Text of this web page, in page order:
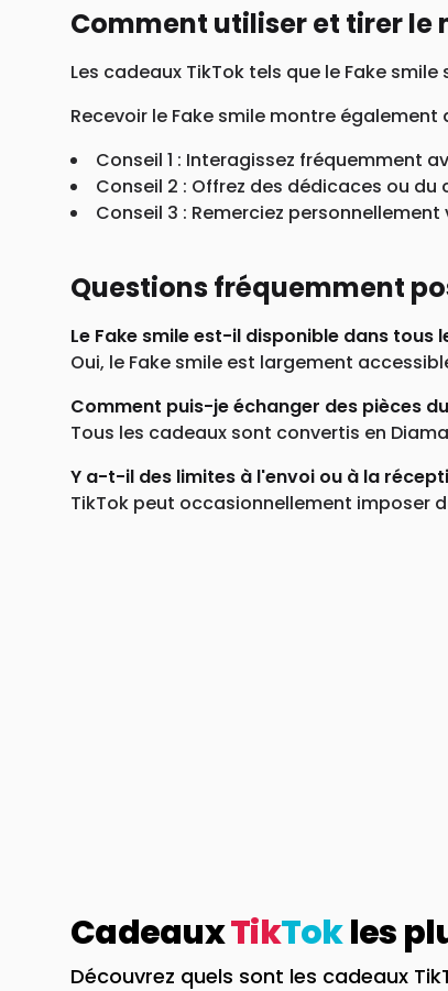
Comment utiliser et tirer le
Les cadeaux TikTok tels que le Fake
Recevoir le Fake smile montre
Conseil 1 : Interagissez fréquemment
Conseil 2 : Offrez des dédicaces ou
Conseil 3 : Remerciez
Questions fréquemment
Le Fake smile est-il disponible dans tous
Oui, le Fake smile est largement
Comment puis-je échanger des pièces
Tous les cadeaux sont convertis en
Y a-t-il des limites à l'envoi ou à la
TikTok peut occasionnellement imposer
CadeauxTikTokles
Découvrez quels sont les cadeaux